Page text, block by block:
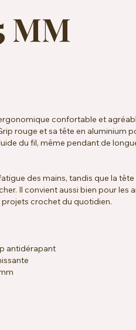
MM
confortable et
rouge et sa tête en aluminium
du fil, même pendant de
des mains, tandis que la
Il convient aussi bien pour les
crochet du quotidien.
antidérapant